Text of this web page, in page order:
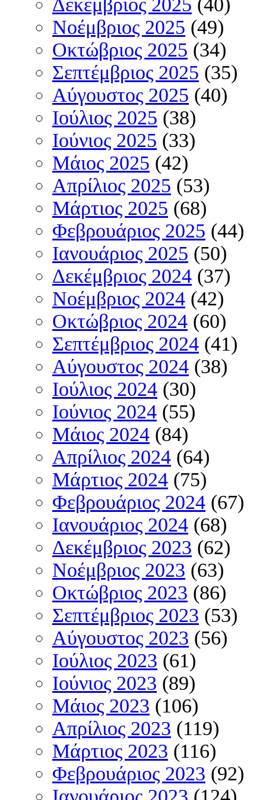
Δεκέμβριος 2025 (40)
Νοέμβριος 2025 (49)
Οκτώβριος 2025 (34)
Σεπτέμβριος 2025 (35)
Αύγουστος 2025 (40)
Ιούλιος 2025 (38)
Ιούνιος 2025 (33)
Μάιος 2025 (42)
Απρίλιος 2025 (53)
Μάρτιος 2025 (68)
Φεβρουάριος 2025 (44)
Ιανουάριος 2025 (50)
Δεκέμβριος 2024 (37)
Νοέμβριος 2024 (42)
Οκτώβριος 2024 (60)
Σεπτέμβριος 2024 (41)
Αύγουστος 2024 (38)
Ιούλιος 2024 (30)
Ιούνιος 2024 (55)
Μάιος 2024 (84)
Απρίλιος 2024 (64)
Μάρτιος 2024 (75)
Φεβρουάριος 2024 (67)
Ιανουάριος 2024 (68)
Δεκέμβριος 2023 (62)
Νοέμβριος 2023 (63)
Οκτώβριος 2023 (86)
Σεπτέμβριος 2023 (53)
Αύγουστος 2023 (56)
Ιούλιος 2023 (61)
Ιούνιος 2023 (89)
Μάιος 2023 (106)
Απρίλιος 2023 (119)
Μάρτιος 2023 (116)
Φεβρουάριος 2023 (92)